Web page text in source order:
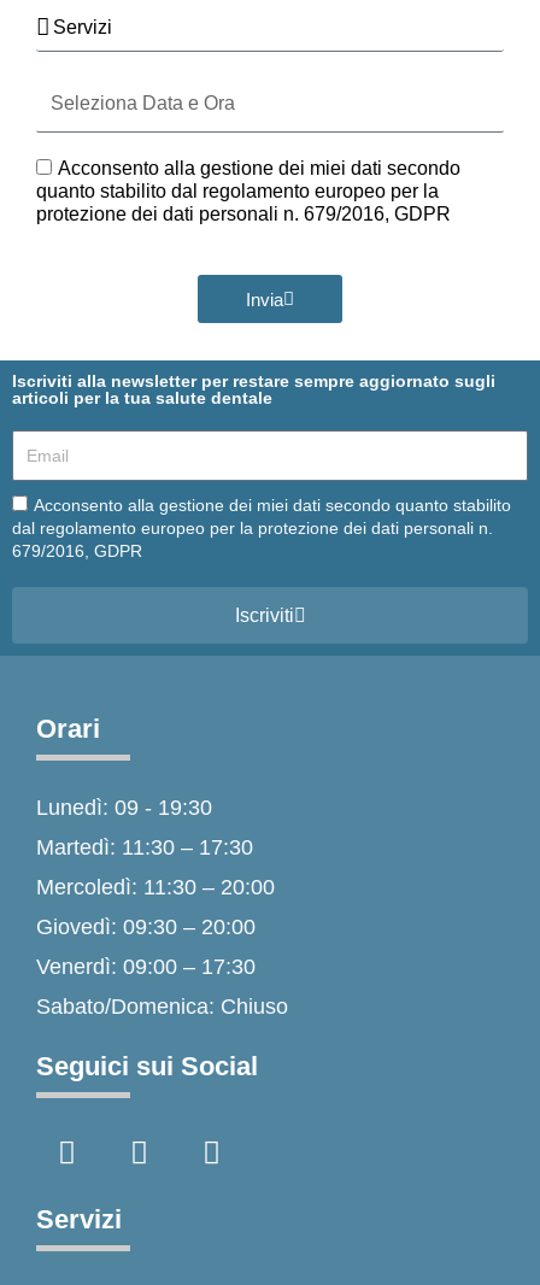
Servizi
Data
e
GDPR
Acconsento alla gestione dei miei dati secondo
quanto stabilito dal regolamento europeo per la
protezione dei dati personali n. 679/2016, GDPR
Invia
Iscriviti alla newsletter per restare sempre aggiornato sugli
articoli per la tua salute dentale
Email
Email
Acconsento alla gestione dei miei dati secondo quanto stabilito
dal regolamento europeo per la protezione dei dati personali n.
679/2016, GDPR
Iscriviti
Orari
Lunedì: 09 - 19:30
Martedì: 11:30 – 17:30
Mercoledì: 11:30 – 20:00
Giovedì: 09:30 – 20:00
Venerdì: 09:00 – 17:30
Sabato/Domenica: Chiuso
Seguici sui Social
a
e
b
n
i
Servizi